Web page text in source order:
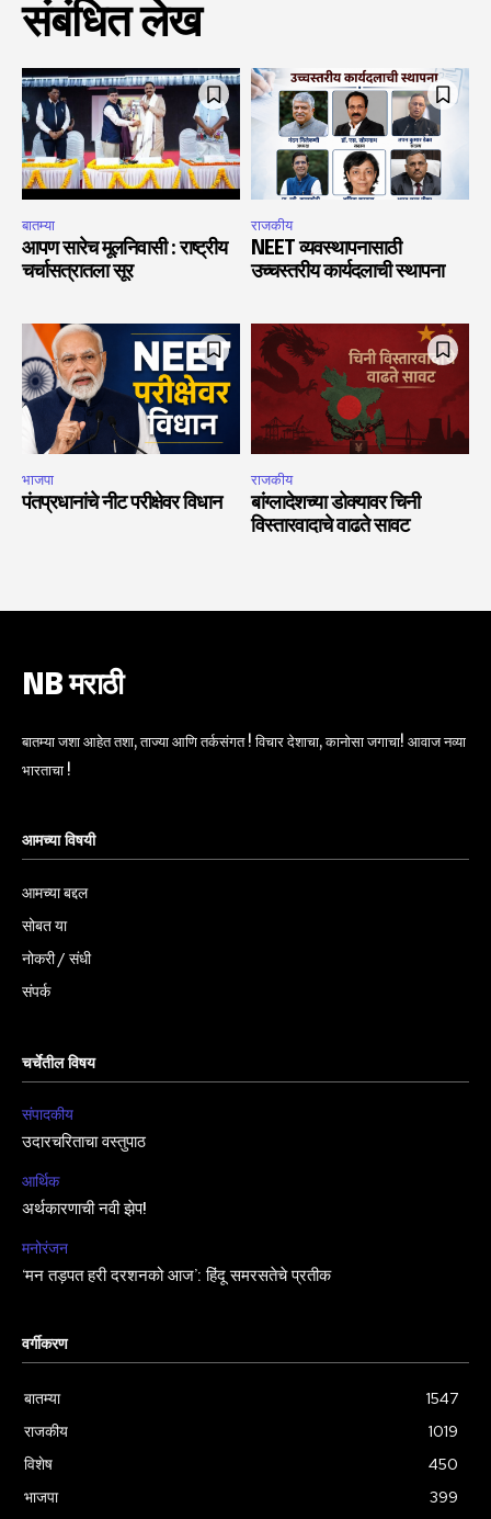
संबंधित लेख
बातम्या
आपण सारेच मूलनिवासी : राष्ट्रीय
चर्चासत्रातला सूर
राजकीय
NEET व्यवस्थापनासाठी
उच्चस्तरीय कार्यदलाची स्थापना
भाजपा
पंतप्रधानांचे नीट परीक्षेवर विधान
राजकीय
बांग्लादेशच्या डोक्यावर चिनी
विस्तारवादाचे वाढते सावट
NB मराठी
बातम्या जशा आहेत तशा, ताज्या आणि तर्कसंगत ! विचार देशाचा, कानोसा जगाचा! आवाज नव्या
भारताचा !
आमच्या विषयी
आमच्या बद्दल
सोबत या
नोकरी / संधी
संपर्क
चर्चेतील विषय
संपादकीय
उदारचरिताचा वस्तुपाठ
आर्थिक
अर्थकारणाची नवी झेप!
मनोरंजन
‘मन तड़पत हरी दरशनको आज’: हिंदू समरसतेचे प्रतीक
वर्गीकरण
बातम्या
1547
राजकीय
1019
विशेष
450
भाजपा
399